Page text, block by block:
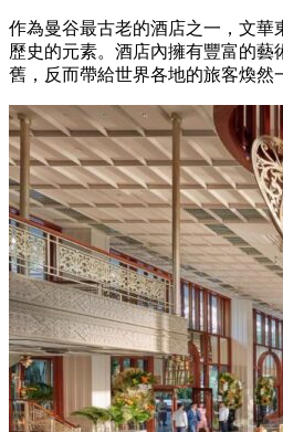
作為曼谷最古老的酒店之一，文華
歷史的元素。酒店內擁有豐富的藝
舊，反而帶給世界各地的旅客煥然